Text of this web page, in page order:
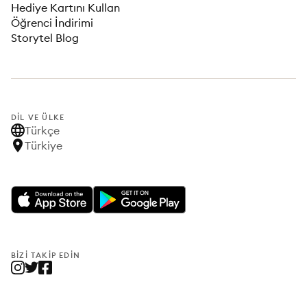
Hediye Kartını Kullan
Öğrenci İndirimi
Storytel Blog
DIL VE ÜLKE
Türkçe
Türkiye
BIZI TAKIP EDIN